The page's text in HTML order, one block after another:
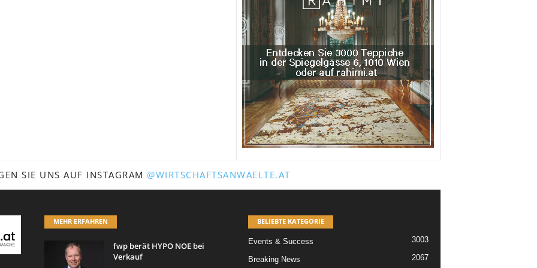
SIE UNS AUF INSTAGRAM @WIRTSCHAFTSANWAELTE.AT
MEHR ERFAHREN
fwp berät HYPO NOE bei
Verkauf
BELIEBTE KATEGORIE
Events & Success 3003
Breaking News 2067